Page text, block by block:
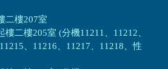
二樓207室
樓二樓205室 (分機11211、11212、
、11216、11217、11218、性